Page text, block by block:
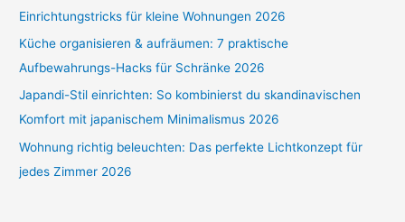
Einrichtungstricks für kleine Wohnungen 2026
Küche organisieren & aufräumen: 7 praktische
Aufbewahrungs-Hacks für Schränke 2026
Japandi-Stil einrichten: So kombinierst du skandinavischen
Komfort mit japanischem Minimalismus 2026
Wohnung richtig beleuchten: Das perfekte Lichtkonzept für
jedes Zimmer 2026